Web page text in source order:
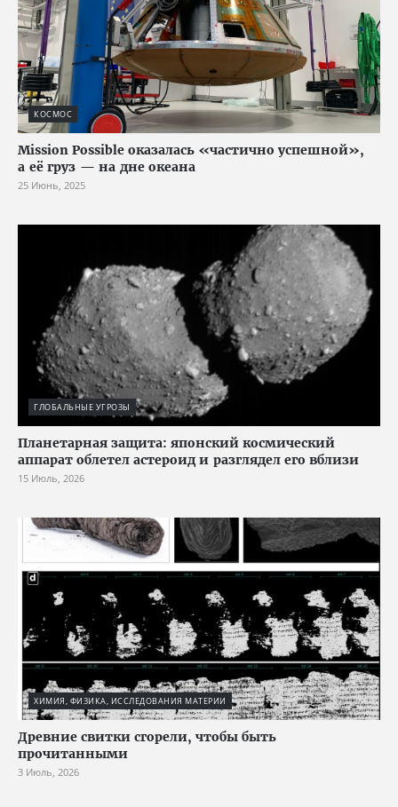
КОСМОС
Mission Possible оказалась «частично успешной»,
а её груз — на дне океана
25 Июнь, 2025
ГЛОБАЛЬНЫЕ УГРОЗЫ
Планетарная защита: японский космический
аппарат облетел астероид и разглядел его вблизи
15 Июль, 2026
ХИМИЯ, ФИЗИКА, ИССЛЕДОВАНИЯ МАТЕРИИ
Древние свитки сгорели, чтобы быть
прочитанными
3 Июль, 2026